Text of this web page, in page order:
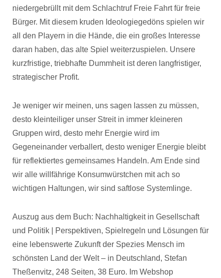
niedergebrüllt mit dem Schlachtruf Freie Fahrt für freie
Bürger. Mit diesem kruden Ideologiegedöns spielen wir
all den Playern in die Hände, die ein großes Interesse
daran haben, das alte Spiel weiterzuspielen. Unsere
kurzfristige, triebhafte Dummheit ist deren langfristiger,
strategischer Profit.
Je weniger wir meinen, uns sagen lassen zu müssen,
desto kleinteiliger unser Streit in immer kleineren
Gruppen wird, desto mehr Energie wird im
Gegeneinander verballert, desto weniger Energie bleibt
für reflektiertes gemeinsames Handeln. Am Ende sind
wir alle willfährige Konsumwürstchen mit ach so
wichtigen Haltungen, wir sind saftlose Systemlinge.
Auszug aus dem Buch: Nachhaltigkeit in Gesellschaft
und Politik | Perspektiven, Spielregeln und Lösungen für
eine lebenswerte Zukunft der Spezies Mensch im
schönsten Land der Welt – in Deutschland, Stefan
Theßenvitz, 248 Seiten, 38 Euro. Im Webshop